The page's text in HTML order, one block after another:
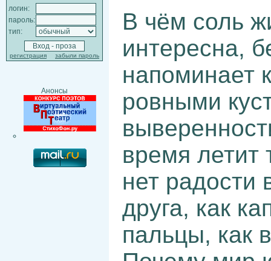
логин:
пароль:
тип:
регистрация забыли пароль
Анонсы
В чём соль
интересна,
напоминает
ровными
время летит
нет радости
друга, как
пальцы, как